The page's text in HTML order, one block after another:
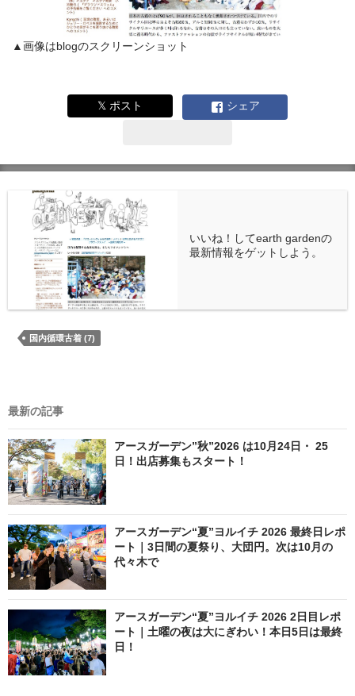
▲画像はblogのスクリーンショット
𝕏 ポスト シェア
いいね！してearth gardenの
最新情報をゲットしよう。
国内循環古着 (7)
最新の記事
アースガーデン”秋”2026 は10月24日・ 25
日！出店募集もスタート！
アースガーデン“夏”ヨルイチ 2026 最終日レポ
ート｜3日間の夏祭り、大団円。次は10月の
代々木で
アースガーデン“夏”ヨルイチ 2026 2日目レポ
ート｜土曜の夜は大にぎわい！本日5日は最終
日！